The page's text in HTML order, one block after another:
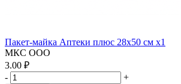
Пакет-майка Аптеки плюс 28х50 см x1
МКС ООО
3.00 ₽
-
+